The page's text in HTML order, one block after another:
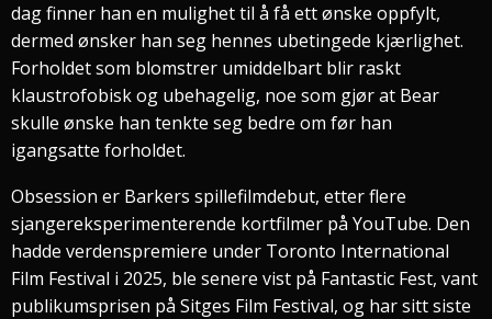
dag finner han en mulighet til å få ett ønske oppfylt,
dermed ønsker han seg hennes ubetingede kjærlighet.
Forholdet som blomstrer umiddelbart blir raskt
klaustrofobisk og ubehagelig, noe som gjør at Bear
skulle ønske han tenkte seg bedre om før han
igangsatte forholdet.
Obsession er Barkers spillefilmdebut, etter flere
sjangereksperimenterende kortfilmer på YouTube. Den
hadde verdenspremiere under Toronto International
Film Festival i 2025, ble senere vist på Fantastic Fest, vant
publikumsprisen på Sitges Film Festival, og har sitt siste